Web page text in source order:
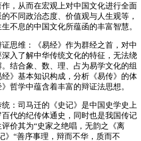
，从而在宏观上对中国文化进行全面
不同政治态度、价值观与人生观等，
不息的中国文化所蕴函的丰富智慧。
证思维：《易经》作为群经之首，对中
入了解中华传统文化的特征，无法绕
结合象、数、理、占为易学文化的组
》基本知识构成，分析《易传》的体
哲学中蕴含着丰富的辩证法思想。
统：司马迁的《史记》是中国史学史上
代的纪传体通史，同时也是我国传记
价其为“史家之绝唱，无韵之《离
》“善序事理，辩而不华，质而不